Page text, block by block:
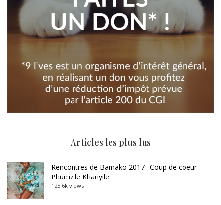
Articles les plus lus
Rencontres de Bamako 2017 : Coup de coeur –
Phumzile Khanyile
125.6k views